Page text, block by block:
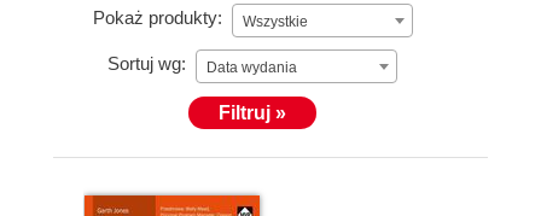
Pokaż produkty: Wszystkie
Sortuj wg: Data wydania
Filtruj »